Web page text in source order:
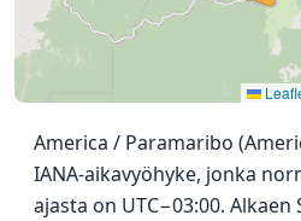
America / Paramaribo
IANA-aikavyöhyke, jonka
ajasta on UTC−03:00. Alkaen